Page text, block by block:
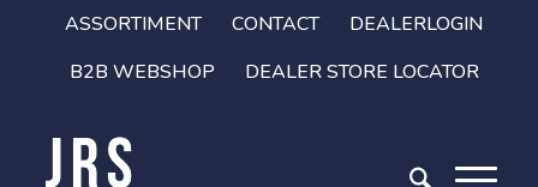
ASSORTIMENT CONTACT
DEALERLOGIN
B2B WEBSHOP
DEALER STORE LOCATOR